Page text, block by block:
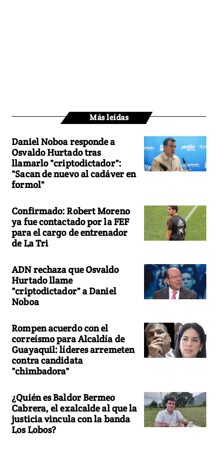
Más leídas
Daniel Noboa responde a
Osvaldo Hurtado tras
llamarlo "criptodictador":
"Sacan de nuevo al cadáver en
formol"
Confirmado: Robert Moreno
ya fue contactado por la FEF
para el cargo de entrenador
de La Tri
ADN rechaza que Osvaldo
Hurtado llame
"criptodictador" a Daniel
Noboa
Rompen acuerdo con el
correísmo para Alcaldía de
Guayaquil: líderes arremeten
contra candidata
"chimbadora"
¿Quién es Baldor Bermeo
Cabrera, el exalcalde al que la
justicia vincula con la banda
Los Lobos?